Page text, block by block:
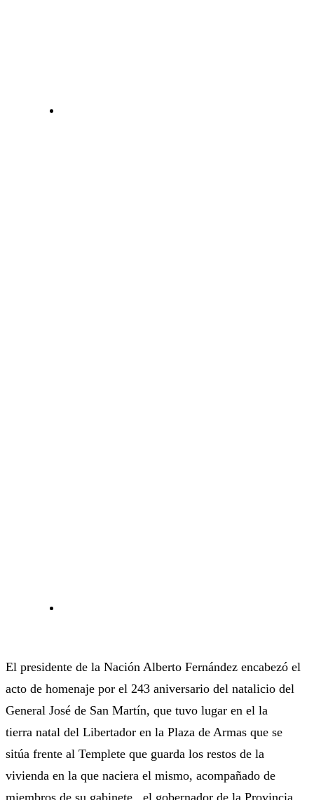
El presidente de la Nación Alberto Fernández encabezó el
acto de homenaje por el 243 aniversario del natalicio del
General José de San Martín, que tuvo lugar en el la
tierra natal del Libertador en la Plaza de Armas que se
sitúa frente al Templete que guarda los restos de la
vivienda en la que naciera el mismo, acompañado de